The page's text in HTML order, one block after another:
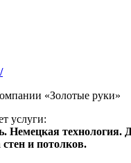
«Золотые руки»
услуги:
Немецкая технология.
и потолков.